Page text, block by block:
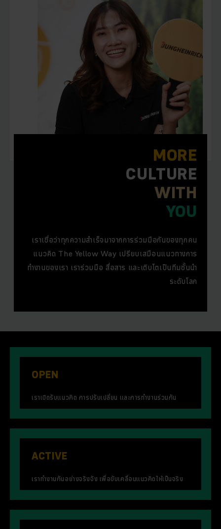
MORE
CULTURE
WITH
YOU
เราเชื่อว่าทุกความสำเร็จมาจากการร่วมมือกันของทุกคน
แนวคิด The Yellow Way เปรียบเสมือนแนวทางการ
ทำงานของเรา เราร่วมมือ สื่อสาร และเติบโตเป็นทีมชั้นนำ
ระดับโลก
OPEN
เราเปิดรับแนวคิด การปรับเปลี่ยน และการทำงานร่วมกัน
ACTIVE
เราทำงานกันอย่างจริงจัง เพื่อขับเคลื่อนแนวคิดให้เป็นจริง